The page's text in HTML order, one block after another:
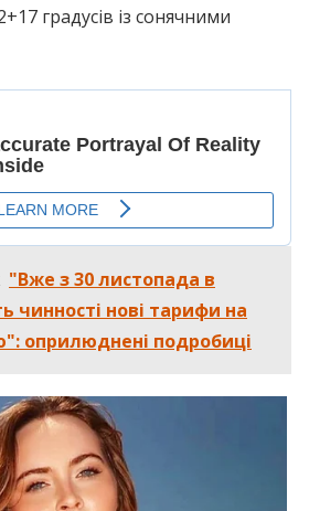
градусів із сонячними
"Вже з 30 листопада в
чинності нові тарифи на
оприлюднені подробиці